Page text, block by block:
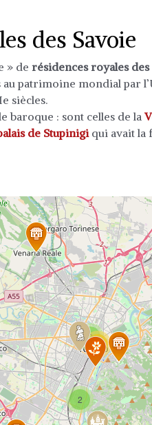
des Savoie
» de résidences royales des
patrimoine mondial par
siècles.
baroque : sont celles de la
de Stupinigiqui avait la
Travelers' Map is loading...
after your page is loaded completely,
2
2
11